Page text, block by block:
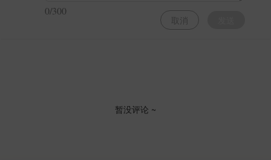
0/300
取消
暂没评论 ~